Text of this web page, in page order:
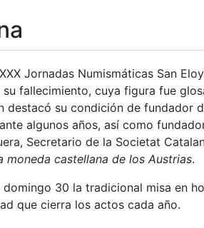
Jornadas Numismáticas San
fallecimiento, cuya figura fue
su condición de fundador
algunos años, así como
Secretario de la Societat
moneda castellana de los Austrias.
30 la tradicional misa en
que cierra los actos cada año.